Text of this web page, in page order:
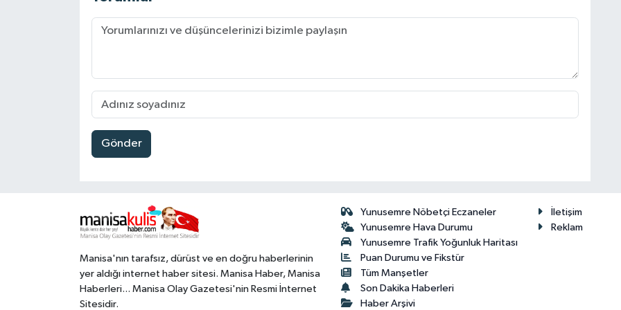
Gönder
Manisa'nın tarafsız, dürüst ve en doğru haberlerinin
yer aldığı internet haber sitesi. Manisa Haber, Manisa
Haberleri... Manisa Olay Gazetesi'nin Resmi İnternet
Sitesidir.
Yunusemre Nöbetçi Eczaneler
Yunusemre Hava Durumu
Yunusemre Trafik Yoğunluk Haritası
Puan Durumu ve Fikstür
Tüm Manşetler
Son Dakika Haberleri
Haber Arşivi
İletişim
Reklam